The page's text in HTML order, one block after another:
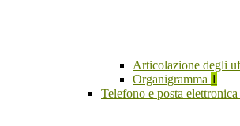
Articolazione degli
Organigramma 1
Telefono e posta elettronica